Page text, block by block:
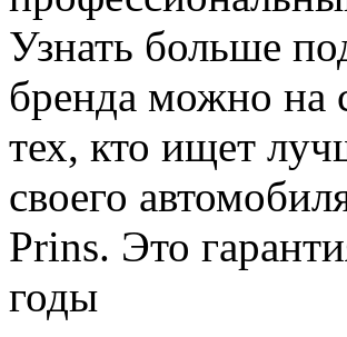
Узнать больше
бренда можно на
тех, кто ищет
своего
Prins. Это
годы